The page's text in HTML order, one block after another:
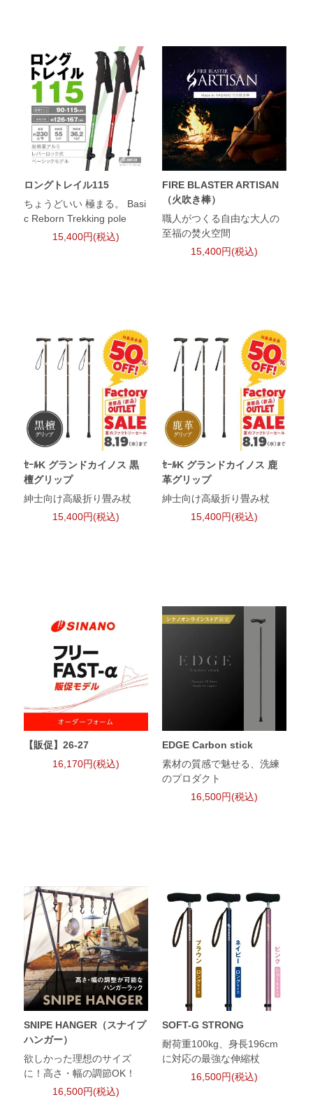
ロングトレイル115
ちょうどいい 極まる。 Basi
c Reborn Trekking pole
15,400円(税込)
FIRE BLASTER ARTISAN
（火吹き棒）
職人がつくる自由な大人の
至福の焚火空間
15,400円(税込)
ｾｰﾙK グランドカイノス 黒
檀グリップ
紳士向け高級折り畳み杖
15,400円(税込)
ｾｰﾙK グランドカイノス 鹿
革グリップ
紳士向け高級折り畳み杖
15,400円(税込)
【販促】26-27
16,170円(税込)
EDGE Carbon stick
素材の質感で魅せる、洗練
のプロダクト
16,500円(税込)
SNIPE HANGER（スナイプ
ハンガー）
欲しかった理想のサイズ
に！高さ・幅の調節OK！
16,500円(税込)
SOFT-G STRONG
耐荷重100kg、身長196cm
に対応の最強な伸縮杖
16,500円(税込)